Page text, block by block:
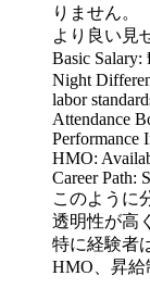
りません。
より良い見
Basic Salary:
Night
labor
Attendance
Performance
HMO:
Career Path:
このように
透明性が高
特に経験者
HMO、昇給